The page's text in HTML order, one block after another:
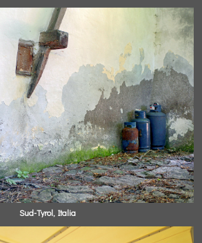
Sud-Tyrol, Italia